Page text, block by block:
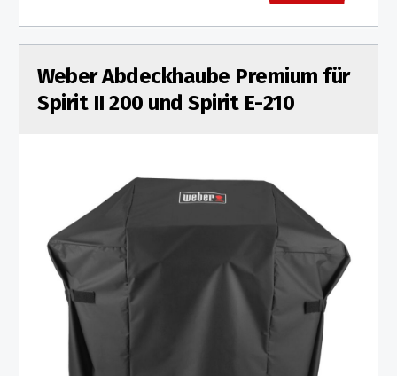
Weber Abdeckhaube Premium für
Spirit II 200 und Spirit E-210